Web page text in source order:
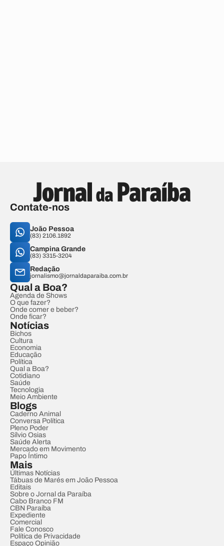
Contate-nos
João Pessoa
(83) 2106.1892
Campina Grande
(83) 3315-3204
Redação
jornalismo@jornaldaparaiba.com.br
Qual a Boa?
Agenda de Shows
O que fazer?
Onde comer e beber?
Onde ficar?
Notícias
Bichos
Cultura
Economia
Educação
Política
Qual a Boa?
Cotidiano
Saúde
Tecnologia
Meio Ambiente
Blogs
Caderno Animal
Conversa Política
Pleno Poder
Sílvio Osias
Saúde Alerta
Mercado em Movimento
Papo Íntimo
Mais
Últimas Notícias
Tábuas de Marés em João Pessoa
Editais
Sobre o Jornal da Paraíba
Cabo Branco FM
CBN Paraíba
Expediente
Comercial
Fale Conosco
Política de Privacidade
Espaço Opinião